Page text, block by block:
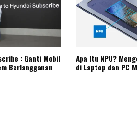
: Ganti Mobil
Berlangganan
Apa Itu NPU?
di Laptop dan PC